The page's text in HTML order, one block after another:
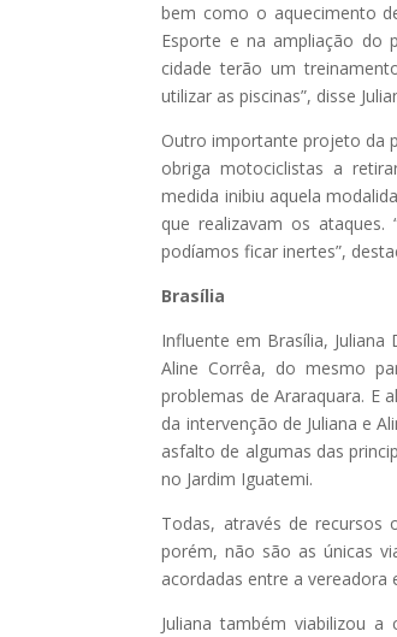
bem como o aquecimento
Esporte e na ampliação do
cidade terão um
utilizar as piscinas”, disse
Outro importante projeto da
obriga motociclistas a
medida inibiu aquela
que realizavam os ataques.
podíamos ficar inertes”,
Brasília
Influente em Brasília,
Aline Corrêa, do mesmo
problemas de Araraquara. E
da intervenção de Juliana e
asfalto de algumas das
no Jardim Iguatemi.
Todas, através de recursos
porém, não são as únicas
acordadas entre a vereadora
Juliana também viabilizou